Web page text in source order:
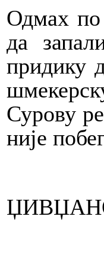
Одмах по
да
придику
Сурову
није